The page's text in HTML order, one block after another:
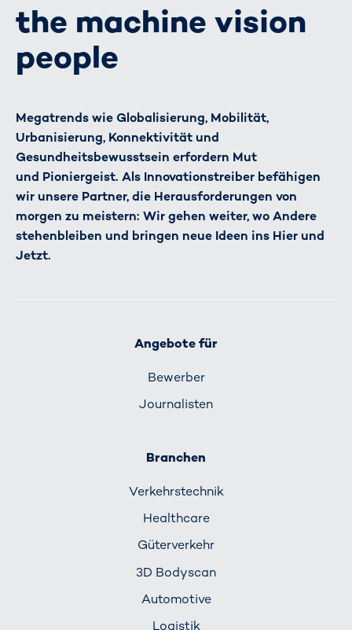
the machine vision
people
Megatrends wie Globalisierung, Mobilität,
Urbanisierung, Konnektivität und
Gesundheitsbewusstsein erfordern Mut
und Pioniergeist. Als Innovationstreiber befähigen
wir unsere Partner, die Herausforderungen von
morgen zu meistern: Wir gehen weiter, wo Andere
stehenbleiben und bringen neue Ideen ins Hier und
Jetzt.
Angebote für
Bewerber
Journalisten
Branchen
Verkehrs­technik
Healthcare
Güterverkehr
3D Bodyscan
Automotive
Logistik